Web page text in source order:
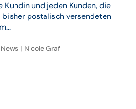
Kundin und jeden Kunden, die
bisher postalisch versendeten
| Nicole Graf